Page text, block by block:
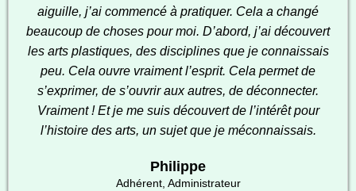
aiguille, j’ai commencé à pratiquer. Cela a changé
beaucoup de choses pour moi. D’abord, j’ai découvert
les arts plastiques, des disciplines que je connaissais
peu. Cela ouvre vraiment l’esprit. Cela permet de
s’exprimer, de s’ouvrir aux autres, de déconnecter.
Vraiment ! Et je me suis découvert de l’intérêt pour
l’histoire des arts, un sujet que je méconnaissais.
Philippe
Adhérent, Administrateur